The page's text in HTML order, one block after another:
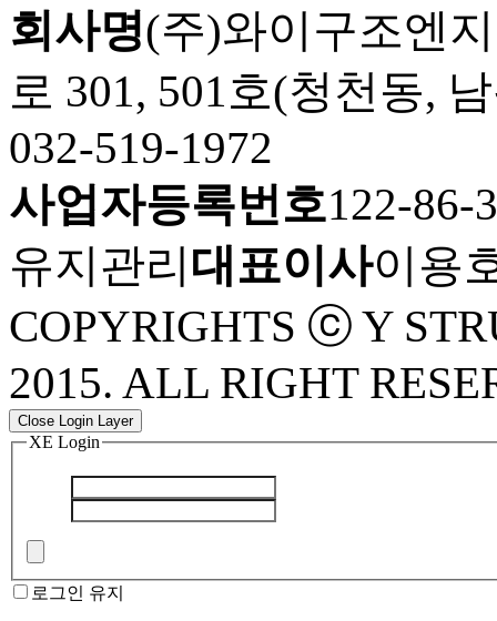
회사명(주)와이구조엔
로 301, 501호(청천동,
032-519-1972
사업자등록번호122-86-
유지관리 대표이사이용
COPYRIGHTS ⓒ Y
2015. ALL RIGHT
Close Login Layer
XE Login
로그인 유지